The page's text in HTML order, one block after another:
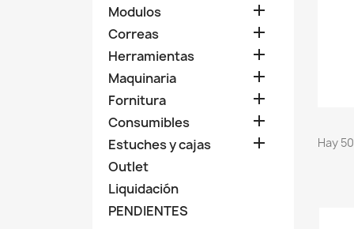
Modulos 
Correas 
Herramientas 
Maquinaria 
Fornitura 
Consumibles 
Estuches y cajas 
Outlet
Liquidación
PENDIENTES
Hay